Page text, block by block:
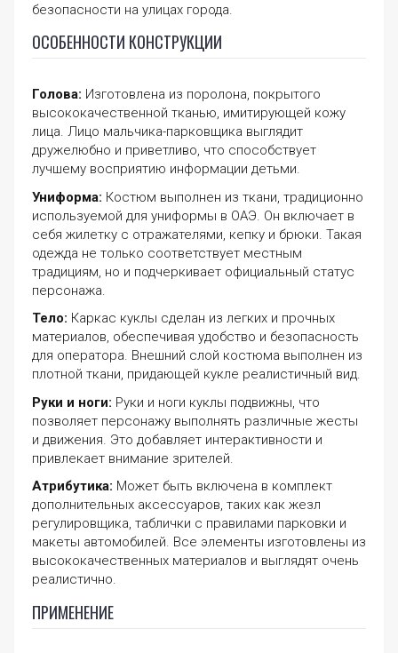
безопасности на улицах города.
ОСОБЕННОСТИ КОНСТРУКЦИИ
Голова: Изготовлена из поролона, покрытого
высококачественной тканью, имитирующей кожу
лица. Лицо мальчика-парковщика выглядит
дружелюбно и приветливо, что способствует
лучшему восприятию информации детьми.
Униформа: Костюм выполнен из ткани, традиционно
используемой для униформы в ОАЭ. Он включает в
себя жилетку с отражателями, кепку и брюки. Такая
одежда не только соответствует местным
традициям, но и подчеркивает официальный статус
персонажа.
Тело: Каркас куклы сделан из легких и прочных
материалов, обеспечивая удобство и безопасность
для оператора. Внешний слой костюма выполнен из
плотной ткани, придающей кукле реалистичный вид.
Руки и ноги: Руки и ноги куклы подвижны, что
позволяет персонажу выполнять различные жесты
и движения. Это добавляет интерактивности и
привлекает внимание зрителей.
Атрибутика: Может быть включена в комплект
дополнительных аксессуаров, таких как жезл
регулировщика, таблички с правилами парковки и
макеты автомобилей. Все элементы изготовлены из
высококачественных материалов и выглядят очень
реалистично.
ПРИМЕНЕНИЕ